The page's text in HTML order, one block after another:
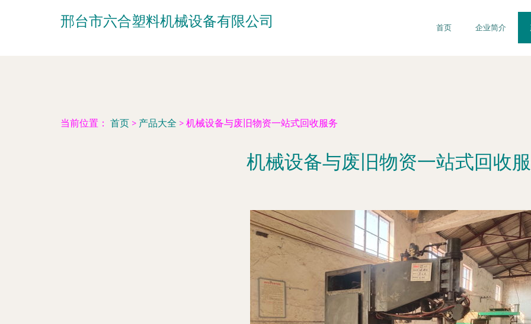
邢台市六合塑料机械设备有限公司 首页 企业简介
当前位置： 首页 > 产品大全 > 机械设备与废旧物资一站式回收服务
机械设备与废旧物资一站式回收